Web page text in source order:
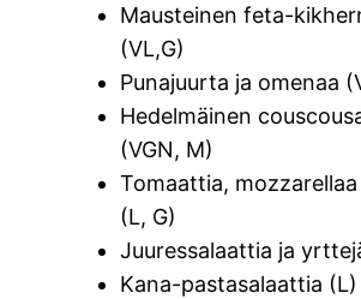
Mausteinen feta-
(VL,G)
Punajuurta ja omenaa
Hedelmäinen
(VGN, M)
Tomaattia,
(L, G)
Juuressalaattia ja
Kana-pastasalaattia (L)